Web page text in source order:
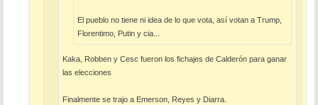
El pueblo no tiene ni idea de lo que vota, así votan a Trump,
Florentimo, Putin y cia...
Kaka, Robben y Cesc fueron los fichajes de Calderón para ganar
las elecciones
Finalmente se trajo a Emerson, Reyes y Diarra.